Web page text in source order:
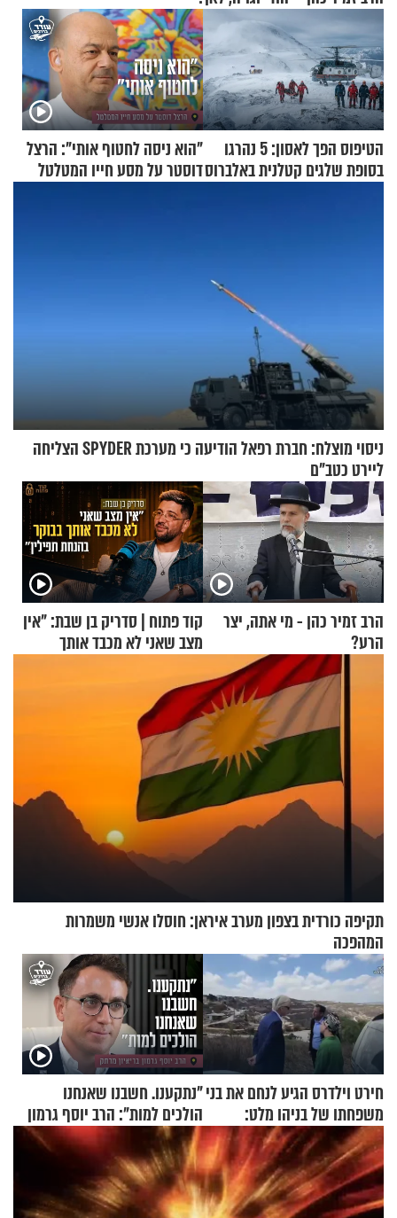
הטיפוס הפך לאסון: 5 נהרגו
בסופת שלגים קטלנית באלברוס
"הוא ניסה לחטוף אותי": הרצל
דוסטר על מסע חייו המטלטל
ניסוי מוצלח: חברת רפאל הודיעה כי מערכת SPYDER הצליחה
ליירט כטב"ם
הרב זמיר כהן - מי אתה, יצר
הרע?
קוד פתוח | סדריק בן שבת: "אין
מצב שאני לא מכבד אותך
תקיפה כורדית בצפון מערב איראן: חוסלו אנשי משמרות
המהפכה
חירט וילדרס הגיע לנחם את בני
משפחתו של בניהו מלט:
"מיליונים באירופה תומכים
בכם"
"נתקענו. חשבנו שאנחנו
הולכים למות": הרב יוסף גרמון
בריאיון מרתק